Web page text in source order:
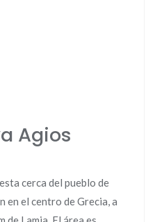
Agios
esta cerca del pueblo de
el centro de Grecia, a